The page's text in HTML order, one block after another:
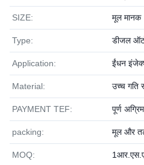
SIZE: मूल मानक
Type: डीजल
Application: ईंधन
Material: उच्च गति
PAYMENT TEF: पूर्ण
packing: मूल और
MOQ: